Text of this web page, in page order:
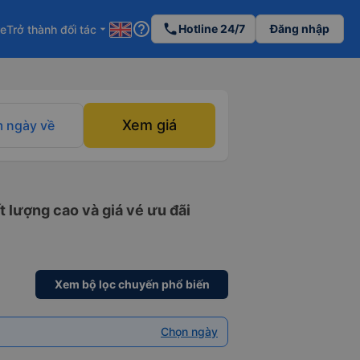
Trở thành đối tác arrow_drop_down help_outline phoneHotline 24/7 Đăng nhập
ngày về Xem giá
lượng cao và giá vé ưu đãi
Xem bộ lọc chuyến phổ biến
Chọn ngày